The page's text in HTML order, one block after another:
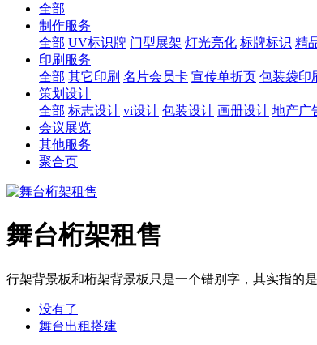
全部
制作服务
全部 UV标识牌 门型展架 灯光亮化 标牌标识 精
印刷服务
全部 其它印刷 名片会员卡 宣传单折页 包装袋印
策划设计
全部 标志设计 vi设计 包装设计 画册设计 地产广
会议展览
其他服务
聚合页
舞台桁架租售
行架背景板和桁架背景板只是一个错别字，其实指的
没有了
舞台出租搭建